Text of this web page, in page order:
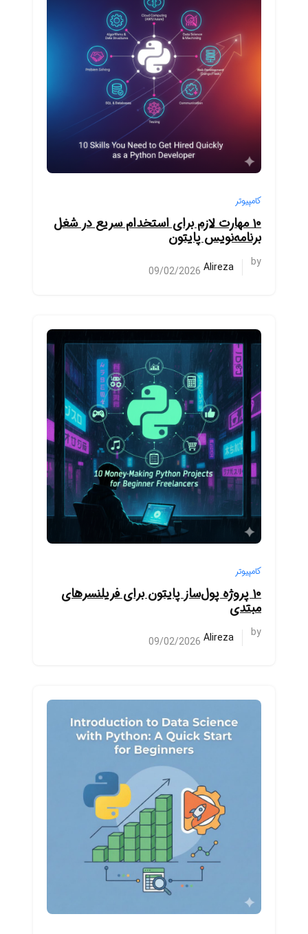
کامپیوتر
۱۰ مهارت لازم برای استخدام سریع در شغل
برنامه‌نویس پایتون
by
Alireza
09/02/2026
کامپیوتر
۱۰ پروژه پول‌ساز پایتون برای فریلنسرهای
مبتدی
by
Alireza
09/02/2026